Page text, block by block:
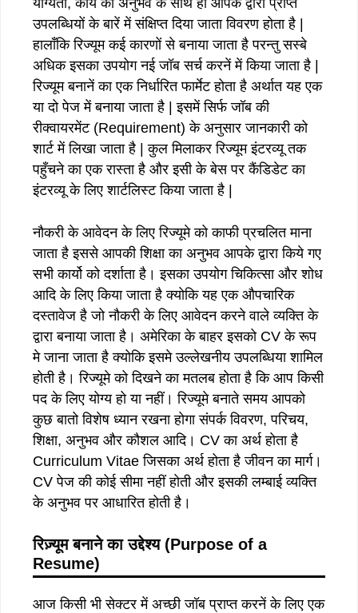
उपलब्धियों के बारें में संक्षिप्त दिया जाता विवरण होता है |
हालाँकि रिज्यूम कई कारणों से बनाया जाता है परन्तु सस्बे
अधिक इसका उपयोग नई जॉब सर्च करनें में किया जाता है |
रिज्यूम बनानें का एक निर्धारित फार्मेट होता है अर्थात यह एक
या दो पेज में बनाया जाता है | इसमें सिर्फ जॉब की
रीक्वायरमेंट (Requirement) के अनुसार जानकारी को
शार्ट में लिखा जाता है | कुल मिलाकर रिज्यूम इंटरव्यू तक
पहुँचने का एक रास्ता है और इसी के बेस पर कैंडिडेट का
इंटरव्यू के लिए शार्टलिस्ट किया जाता है |
नौकरी के आवेदन के लिए रिज्यूमे को काफी प्रचलित माना
जाता है इससे आपकी शिक्षा का अनुभव आपके द्वारा किये गए
सभी कार्यो को दर्शाता है। इसका उपयोग चिकित्सा और शोध
आदि के लिए किया जाता है क्योकि यह एक औपचारिक
दस्तावेज है जो नौकरी के लिए आवेदन करने वाले व्यक्ति के
द्वारा बनाया जाता है। अमेरिका के बाहर इसको CV के रूप
मे जाना जाता है क्योकि इसमे उल्लेखनीय उपलब्धिया शामिल
होती है। रिज्यूमे को दिखने का मतलब होता है कि आप किसी
पद के लिए योग्य हो या नहीं। रिज्यूमे बनाते समय आपको
कुछ बातो विशेष ध्यान रखना होगा संपर्क विवरण, परिचय,
शिक्षा, अनुभव और कौशल आदि। CV का अर्थ होता है
Curriculum Vitae जिसका अर्थ होता है जीवन का मार्ग।
CV पेज की कोई सीमा नहीं होती और इसकी लम्बाई व्यक्ति
के अनुभव पर आधारित होती है।
रिज़्यूम बनाने का उद्देश्य (Purpose of a
Resume)
आज किसी भी सेक्टर में अच्छी जॉब प्राप्त करनें के लिए एक